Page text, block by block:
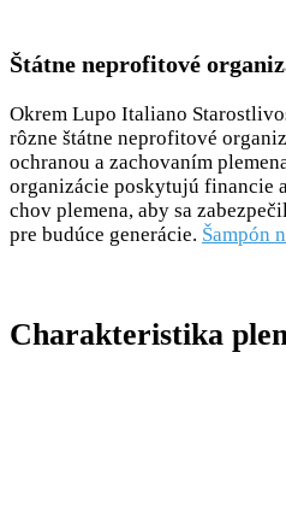
Štátne neprofitové
Okrem Lupo Italiano
rôzne štátne neprofitové
ochranou a zachovaním
organizácie poskytujú financie
chov plemena, aby sa
pre budúce generácie. Šampón
Charakteristika